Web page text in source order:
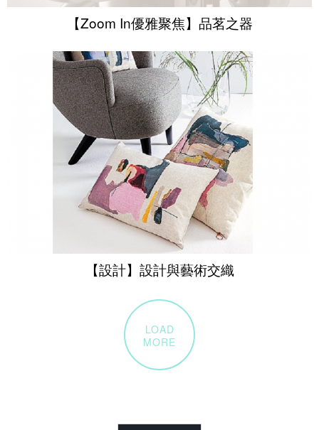
【Zoom In優雅聚焦】品茗之器
【設計】設計與藝術交織
LOAD
MORE